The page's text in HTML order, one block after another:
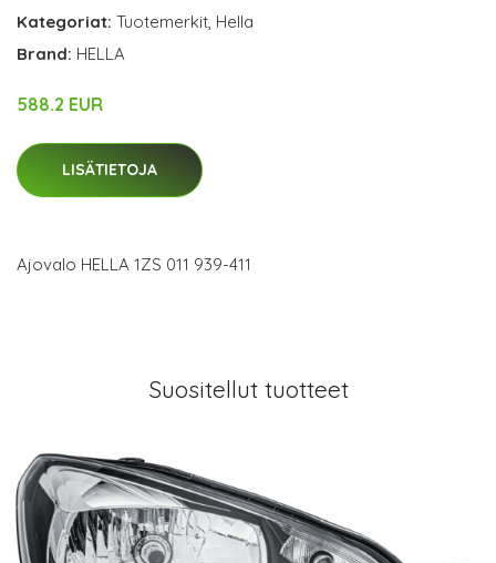
Kategoriat: Tuotemerkit, Hella
Brand: HELLA
588.2 EUR
LISÄTIETOJA
Ajovalo HELLA 1ZS 011 939-411
Suositellut tuotteet